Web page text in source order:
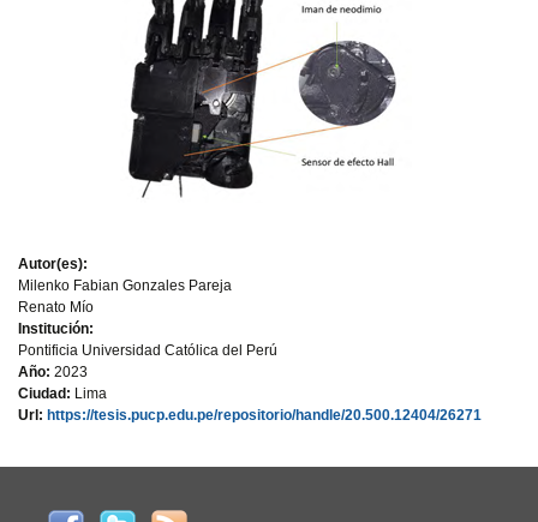
Autor(es):
Milenko Fabian Gonzales Pareja
Renato Mío
Institución:
Pontificia Universidad Católica del Perú
Año: 2023
Ciudad: Lima
Url: https://tesis.pucp.edu.pe/repositorio/handle/20.500.12404/26271